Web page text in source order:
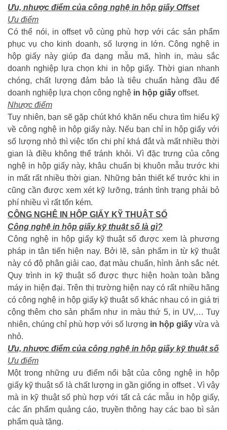
Ưu, nhược điểm của công nghệ in hộp giấy Offset
Ưu điểm
Có thể nói, in offset vô cùng phù hợp với các sản phẩm
phục vụ cho kinh doanh, số lượng in lớn. Công nghệ in
hộp giấy này giúp đa dạng mẫu mã, hình in, màu sắc
doanh nghiệp lựa chọn khi in hộp giấy. Thời gian nhanh
chóng, chất lượng đảm bảo là tiêu chuẩn hàng đầu để
doanh nghiệp lựa chọn công nghệ in hộp giấy offset.
Nhược điểm
Tuy nhiên, bạn sẽ gặp chút khó khăn nếu chưa tìm hiểu kỹ
về công nghệ in hộp giấy này. Nếu bạn chỉ in hộp giấy với
số lượng nhỏ thì việc tốn chi phí khá đắt và mất nhiều thời
gian là điều không thể tránh khỏi. Vì đặc trưng của công
nghệ in hộp giấy này, khâu chuẩn bị khuôn mẫu trước khi
in mất rất nhiều thời gian. Những bản thiết kế trước khi in
cũng cần được xem xét kỹ lưỡng, tránh tình trạng phải bỏ
phí nhiều vì rất tốn kém.
CÔNG NGHỆ IN HỘP GIẤY KỸ THUẬT SỐ
Công nghệ in hộp giấy kỹ thuật số là gì?
Công nghệ in hộp giấy kỹ thuật số được xem là phương
pháp in tân tiến hiện nay. Bởi lẽ, sản phẩm in từ kỹ thuật
này có độ phân giải cao, đạt màu chuẩn, hình ảnh sắc nét.
Quy trình in kỹ thuật số được thực hiện hoàn toàn bằng
máy in hiện đại. Trên thị trường hiện nay có rất nhiều hãng
có công nghệ in hộp giấy kỹ thuật số khác nhau có in giá trị
cộng thêm cho sản phẩm như in màu thứ 5, in UV,… Tuy
nhiên, chúng chỉ phù hợp với số lượng in hộp giấy vừa và
nhỏ.
Ưu, nhược điểm của công nghệ in hộp giấy kỹ thuật số
Ưu điểm
Một trong những ưu điểm nổi bật của công nghệ in hộp
giấy kỹ thuật số là chất lượng in gần giống in offset . Vì vậy
mà in kỹ thuật số phù hợp với tất cả các mẫu in hộp giấy,
các ấn phẩm quảng cáo, truyền thông hay các bao bì sản
phẩm quà tặng.